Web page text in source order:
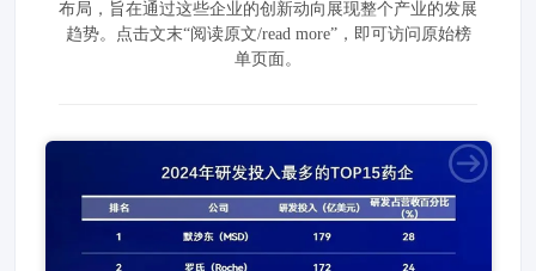
布局，旨在通过这些企业的创新动向展现整个产业的发展
趋势。点击文末“阅读原文/read more”，即可访问原始榜
单页面。